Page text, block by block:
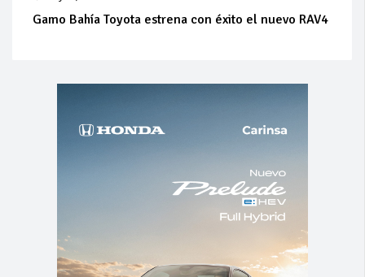
Gamo Bahía Toyota estrena con éxito el nuevo RAV4